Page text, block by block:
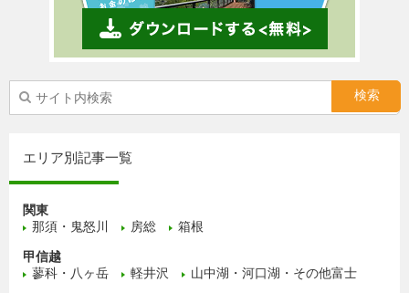
エリア別記事一覧
関東
那須・鬼怒川
房総 箱根
甲信越
蓼科・八ヶ岳
軽井沢 山中湖・河口湖・その他富士